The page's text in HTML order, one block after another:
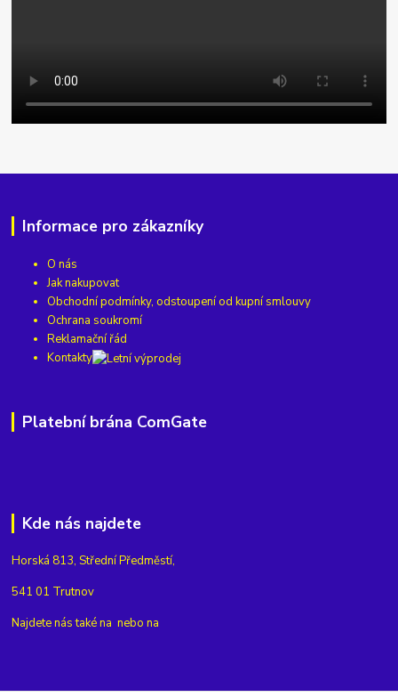
Informace pro zákazníky
O nás
Jak nakupovat
Obchodní podmínky, odstoupení od kupní smlouvy
Ochrana soukromí
Reklamační řád
Kontakty
Platební brána ComGate
Kde nás najdete
Horská 813, Střední Předměstí,
541 01 Trutnov
Najdete nás také na nebo na